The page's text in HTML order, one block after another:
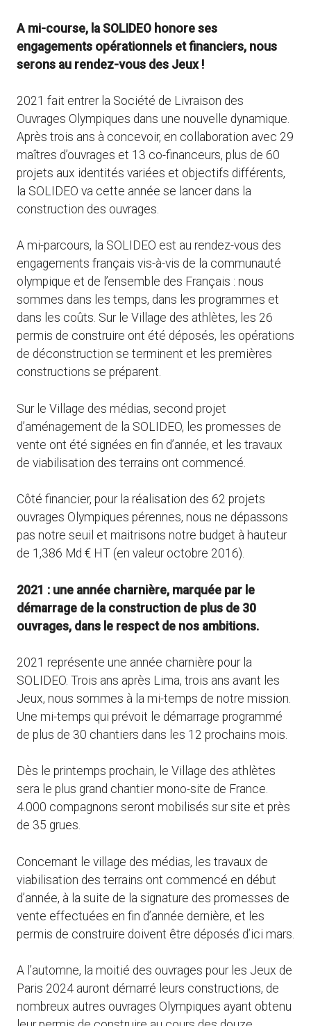
A mi-course, la SOLIDEO honore ses
engagements opérationnels et financiers, nous
serons au rendez-vous des Jeux !
2021 fait entrer la Société de Livraison des
Ouvrages Olympiques dans une nouvelle dynamique.
Après trois ans à concevoir, en collaboration avec 29
maîtres d’ouvrages et 13 co-financeurs, plus de 60
projets aux identités variées et objectifs différents,
la SOLIDEO va cette année se lancer dans la
construction des ouvrages.
A mi-parcours, la SOLIDEO est au rendez-vous des
engagements français vis-à-vis de la communauté
olympique et de l’ensemble des Français : nous
sommes dans les temps, dans les programmes et
dans les coûts. Sur le Village des athlètes, les 26
permis de construire ont été déposés, les opérations
de déconstruction se terminent et les premières
constructions se préparent.
Sur le Village des médias, second projet
d’aménagement de la SOLIDEO, les promesses de
vente ont été signées en fin d’année, et les travaux
de viabilisation des terrains ont commencé.
Côté financier, pour la réalisation des 62 projets
ouvrages Olympiques pérennes, nous ne dépassons
pas notre seuil et maitrisons notre budget à hauteur
de 1,386 Md € HT (en valeur octobre 2016).
2021 : une année charnière, marquée par le
démarrage de la construction de plus de 30
ouvrages, dans le respect de nos ambitions.
2021 représente une année charnière pour la
SOLIDEO. Trois ans après Lima, trois ans avant les
Jeux, nous sommes à la mi-temps de notre mission.
Une mi-temps qui prévoit le démarrage programmé
de plus de 30 chantiers dans les 12 prochains mois.
Dès le printemps prochain, le Village des athlètes
sera le plus grand chantier mono-site de France.
4.000 compagnons seront mobilisés sur site et près
de 35 grues.
Concernant le village des médias, les travaux de
viabilisation des terrains ont commencé en début
d’année, à la suite de la signature des promesses de
vente effectuées en fin d’année dernière, et les
permis de construire doivent être déposés d’ici mars.
A l’automne, la moitié des ouvrages pour les Jeux de
Paris 2024 auront démarré leurs constructions, de
nombreux autres ouvrages Olympiques ayant obtenu